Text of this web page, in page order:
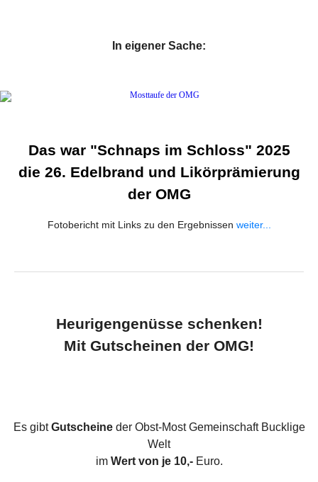
In eigener Sache:
Das war "Schnaps im Schloss" 2025
die 26. Edelbrand und Likörprämierung
der OMG
Fotobericht mit Links zu den Ergebnissen weiter...
Heurigengenüsse schenken!
Mit Gutscheinen der OMG!
Es gibtGutscheineder Obst-Most Gemeinschaft Bucklige
Welt
im Wert von je 10,-Euro.